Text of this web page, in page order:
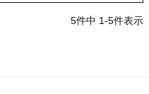
5件中 1-5件表示